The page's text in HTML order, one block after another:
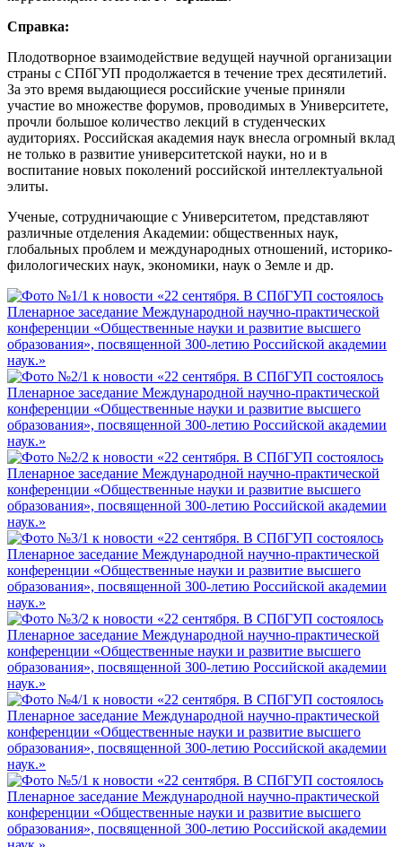
Справка:
Плодотворное взаимодействие ведущей научной организации
страны с СПбГУП продолжается в течение трех десятилетий.
За это время выдающиеся российские ученые приняли
участие во множестве форумов, проводимых в Университете,
прочли большое количество лекций в студенческих
аудиториях. Российская академия наук внесла огромный вклад
не только в развитие университетской науки, но и в
воспитание новых поколений российской интеллектуальной
элиты.
Ученые, сотрудничающие с Университетом, представляют
различные отделения Академии: общественных наук,
глобальных проблем и международных отношений, историко-
филологических наук, экономики, наук о Земле и др.